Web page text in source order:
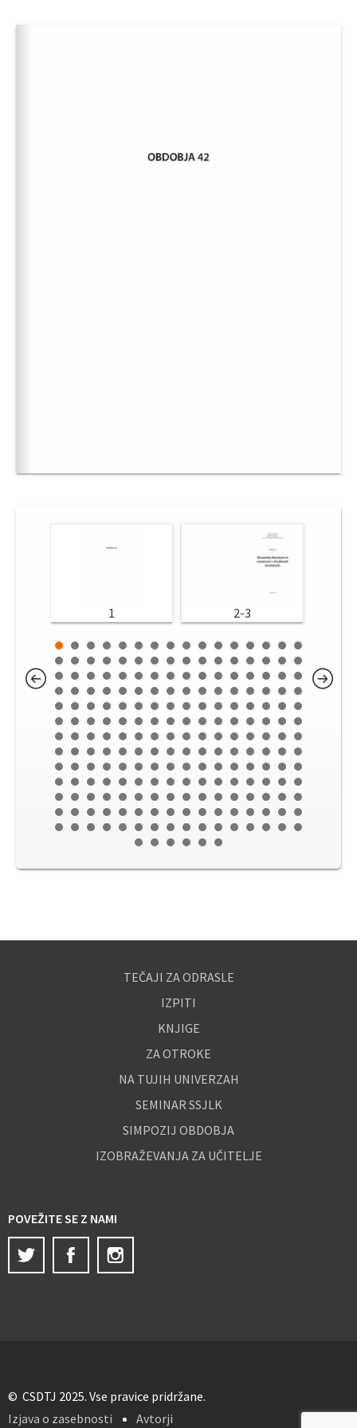
1 2-3
TEČAJI ZA ODRASLE
IZPITI
KNJIGE
ZA OTROKE
NA TUJIH UNIVERZAH
SEMINAR SSJLK
SIMPOZIJ OBDOBJA
IZOBRAŽEVANJA ZA UČITELJE
POVEŽITE SE Z NAMI
Twitter
Facebook
© CSDTJ 2025. Vse pravice pridržane.
Izjava o zasebnosti
Avtorji